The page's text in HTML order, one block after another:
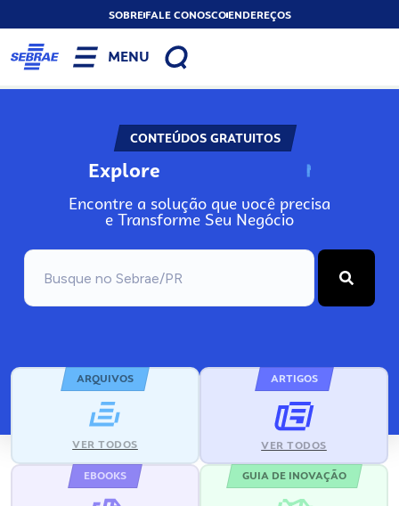
SOBREFALE CONOSCOENDEREÇOS
MENU
CONTEÚDOS GRATUITOS
Explore N
Encontre a solução que você precisa
e Transforme Seu Negócio
ARQUIVOS
VER TODOS
ARTIGOS
VER TODOS
EBOOKS GUIA DE INOVAÇÃO